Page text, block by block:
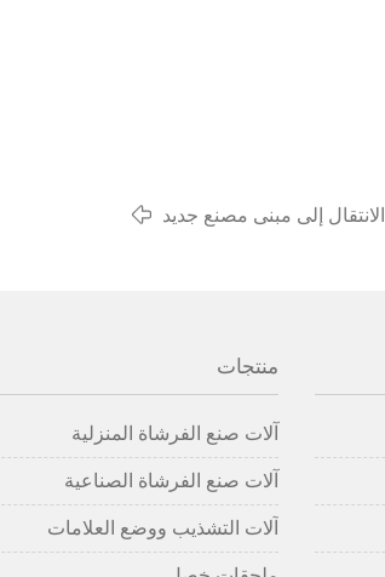
الانتقال إلى مبنى مصنع جديد
منتجات
آلات صنع الفرشاة المنزلية
آلات صنع الفرشاة الصناعية
آلات التشذيب ووضع العلامات